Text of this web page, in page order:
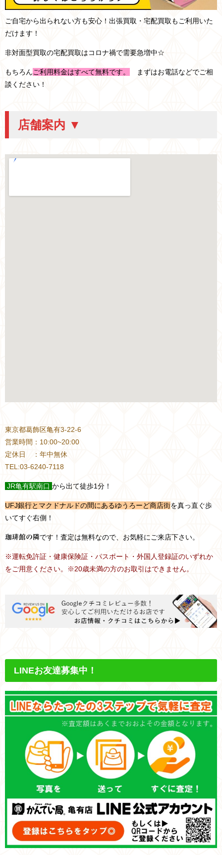
ご自宅から出られない方も安心！出張買取・宅配買取もご利用いた
だけます！
非対面型買取の宅配買取はコロナ禍で需要急増中☆
もちろんご利用料金はすべて無料です。
まずはお電話などでご相
談ください！
店舗案内 ▼
東京都葛飾区亀有3-22-6
営業時間：10:00~20:00
定休日 ：年中無休
TEL:03-6240-7118
JR亀有駅南口 から出て徒歩1分！
UFJ銀行とマクドナルドの間にあるゆうろーど商店街を真っ直ぐ歩
いてすぐ右側！
珈琲館の隣です！査定は無料なので、お気軽にご来店下さい。
※運転免許証・健康保険証・パスポート・外国人登録証のいずれか
をご用意ください。※20歳未満の方のお取引はできません。
LINEお友達募集中！